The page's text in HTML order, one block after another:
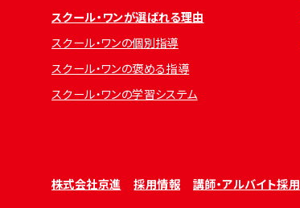
スクール・ワンが選ばれる理由
スクール・ワンの個別指導
スクール・ワンの褒める指導
スクール・ワンの学習システム
株式会社京進 採用情報 講師・アルバイト採用